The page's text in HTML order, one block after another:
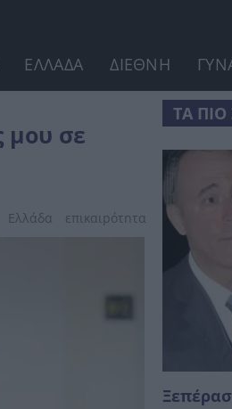
ΕΛΛΑΔΑ ΔΙΕΘΝΗ
μου σε
Ελλάδα επικαιpότnτα
ΤΑ